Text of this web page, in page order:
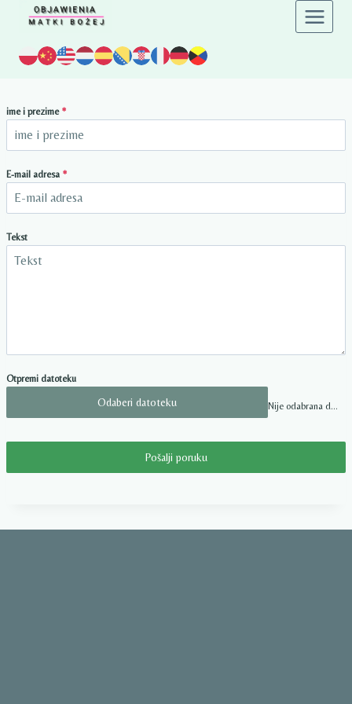
Preskoči
sadržaj
ime i prezime *
E-mail adresa *
Tekst
Otpremi datoteku
Odaberi datoteku Nije odabrana datoteka
Pošalji poruku